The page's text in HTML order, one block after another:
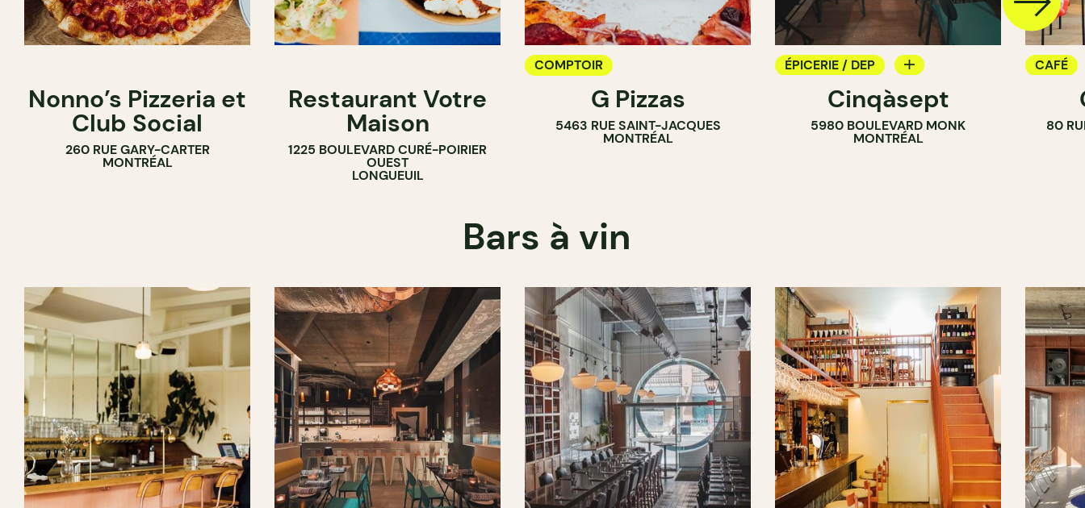
Nonno’s Pizzeria et
Club Social
260 RUE GARY-CARTER
MONTRÉAL
Restaurant Votre
Maison
1225 BOULEVARD CURÉ-POIRIER
OUEST
LONGUEUIL
COMPTOIR
G Pizzas
5463 RUE SAINT-JACQUES
MONTRÉAL
ÉPICERIE / DEP
COMPTOIR
CAVISTE
Cinqàsept
5980 BOULEVARD MONK
MONTRÉAL
CAFÉ
80
Bars à vin